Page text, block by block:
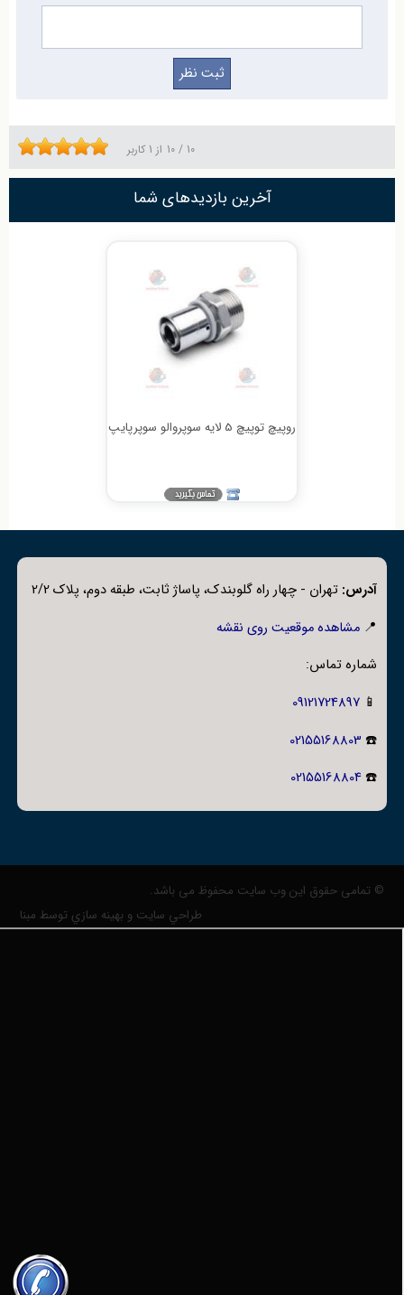
10 / 10 از 1 کاربر
آخرین بازدیدهای شما
روپیچ توپیچ 5 لایه سوپروالو سوپرپایپ
آدرس: تهران - چهار راه گلوبندک، پاساژ ثابت، طبقه دوم، پلاک 2/2
📍مشاهده موقعیت روی نقشه
شماره تماس:
📱
09121724897
☎️
02155168803
☎️
02155168804
© تمامی حقوق این وب سایت محفوظ می باشد.
طراحي سايت و بهينه سازي توسط مبنا